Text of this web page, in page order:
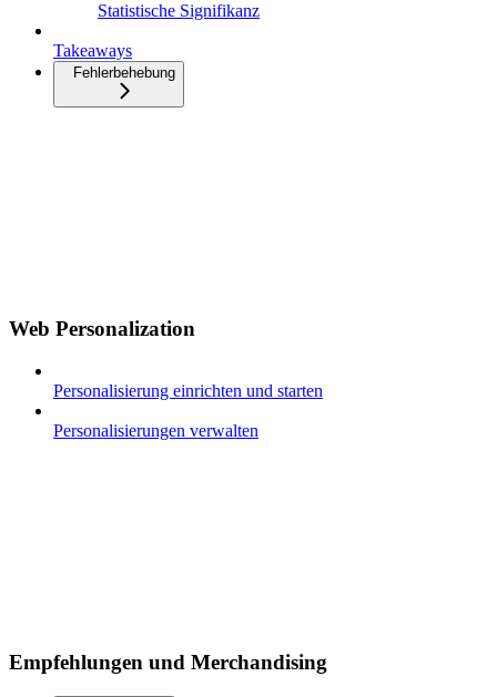
Statistische Signifikanz
Takeaways
Fehlerbehebung
Web Personalization
Personalisierung einrichten und starten
Personalisierungen verwalten
Empfehlungen und Merchandising